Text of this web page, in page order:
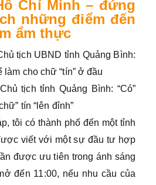
Chí Minh – đứng
những điểm đến
ẩm thực
tịch UBND tỉnh Quảng Bình:
làm cho chữ “tín” ở đầu
tịch tỉnh Quảng Bình: “Có”
tín “lên đỉnh”
tôi có thành phố đến một tỉnh
viết với một sự đầu tư hợp
được ưu tiên trong ánh sáng
đến 11:00, nếu nhu cầu của